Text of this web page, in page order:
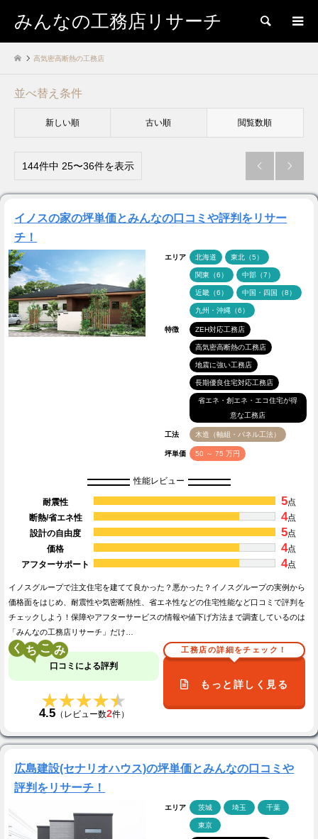
みんなの工務店リサーチ 検索
高気密高断熱の工務店
並べ替え条件
新しい順 古い順 閲覧数順
144件中 25〜36件を表示  
イノスの家の坪単価とみんなの口コミや評判をリサー
チ！
エリア 北海道 東北（5）
関東（6） 中部（7）
近畿（6） 中国・四国（8）
九州・沖縄（6）
特徴 ZEH対応工務店
高気密高断熱の工務店
地震に強い工務店
長期優良住宅対応工務店
省エネ・創エネ・エコ住宅が得
意な工務店
工法 木造（軸組・パネル工法）
坪単価 50 ～ 75 万円
性能レビュー
耐震性 5点
断熱/省エネ性
4点
設計の自由度
5点
価格
4点
アフターサポート
4点
イノスグループで注文住宅を建てて良かった？悪かった？イノスグループの実例から
価格面をはじめ、耐震性や気密断熱性、省エネ性などの住宅性能など口コミで評判を
チェックしよう！保障やアフターサービスの情報や値下げ方法まで調査しているのは
「みんなの工務店リサーチ」だけ…
く こ
口コミによる評判
★★★★★
★★★★★
4.5（レビュー数2件）
工務店の詳細をチェック！
もっと詳しく見る
広島建設(セナリオハウス)の坪単価とみんなの口コミや
評判をリサーチ！
エリア 茨城 埼玉 千葉
東京